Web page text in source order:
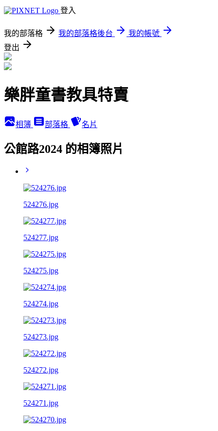
登入
我的部落格 我的部落格後台
我的帳號
登出
樂胖童書教具特賣
相簿 部落格 名片
公館路2024 的相簿照片
524276.jpg
524277.jpg
524275.jpg
524274.jpg
524273.jpg
524272.jpg
524271.jpg